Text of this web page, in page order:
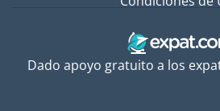
Dado apoyo gratuito a los